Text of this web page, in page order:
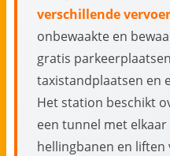
verschillende
onbewaakte en
gratis
taxistandplaatsen en
Het station beschikt
een tunnel met
hellingbanen en